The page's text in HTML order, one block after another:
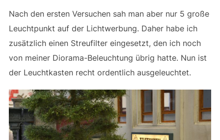
Nach den ersten Versuchen sah man aber nur 5 große
Leuchtpunkt auf der Lichtwerbung. Daher habe ich
zusätzlich einen Streufilter eingesetzt, den ich noch
von meiner Diorama-Beleuchtung übrig hatte. Nun ist
der Leuchtkasten recht ordentlich ausgeleuchtet.